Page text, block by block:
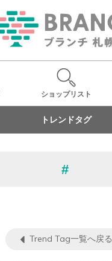
ショップリスト
トレンドタグ
Trend Tag一覧へ戻る